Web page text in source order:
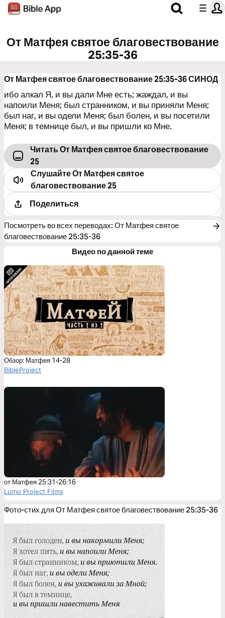
От Матфея святое благовествование
25:35-36
От Матфея святое благовествование 25:35-36СИНОД
ибо алкал Я, и вы дали Мне есть; жаждал, и вы
напоили Меня; был странником, и вы приняли Меня;
был наг, и вы одели Меня; был болен, и вы посетили
Меня; в темнице был, и вы пришли ко Мне.
Читать От Матфея святое благовествование
25
СлушайтеОт Матфея святое
благовествование 25
Поделиться
Посмотреть во всех переводах: От Матфея святое
благовествование 25:35-36
Видео по данной теме
Обзор: Матфея 14-28
BibleProject
от Матфея 25:31-26:16
Lumo Project Films
Фото-стих для От Матфея святое благовествование 25:35-36